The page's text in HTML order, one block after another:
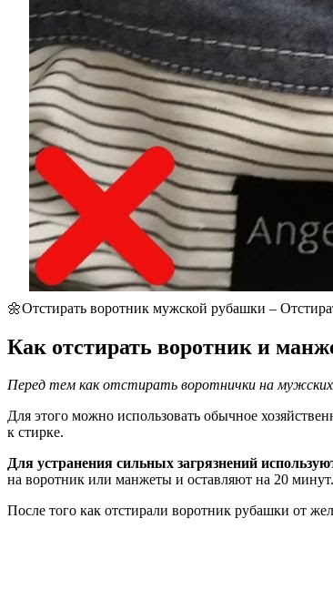
🌼Отстирать воротник мужской рубашки –
Как отстирать воротник и
Перед тем как отстирать воротнички на
Для этого можно использовать обычное
к стирке.
Для устранения сильных загрязнений
на воротник или манжеты и оставляют на 20
После того как отстирали воротник рубашки от